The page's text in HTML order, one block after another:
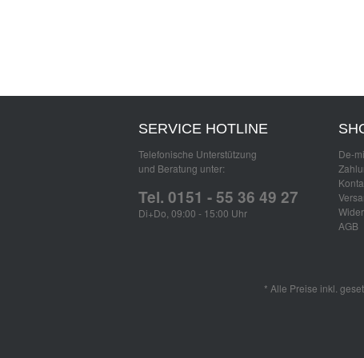
SERVICE HOTLINE
Telefonische Unterstützung
und Beratung unter:
Tel. 0151 - 55 36 49 27
Di+Do, 09:00 - 15:00 Uhr
De-
AGB
* Alle Preise inkl.